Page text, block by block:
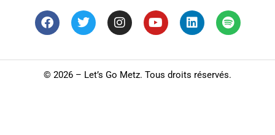
© 2026 – Let’s Go Metz. Tous droits réservés.